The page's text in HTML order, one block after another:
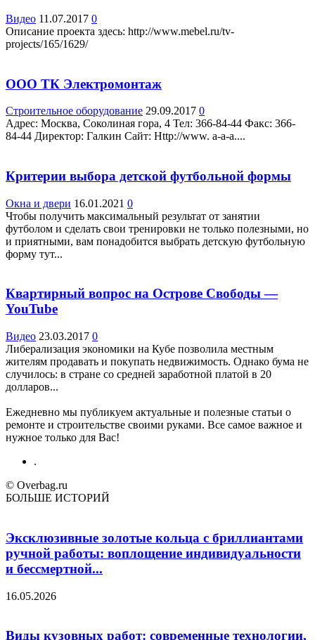
Видео 11.07.2017 0
Описание проекта здесь: http://www.mebel.ru/tv-
projects/165/1629/
ООО ТК Электромонтаж
Строительное оборудование 29.09.2017 0
Адрес: Москва, Соколиная гора, 4 Teл: 366-84-44 Факс: 366-
84-44 Директор: Галкин Сайт: Http://www. a-a-a....
Критерии выбора детской футбольной формы
Окна и двери 16.01.2021 0
Чтобы получить максимальный результат от занятии
футболом и сделать свои тренировки не только полезными, но
и приятными, вам понадобится выбрать детскую футбольную
форму тут...
Квартирный вопрос на Острове Свободы —
YouTube
Видео 23.03.2017 0
Либерализация экономики на Кубе позволила местным
жителям продавать и покупать недвижимость. Однако бума не
случилось: в стране со средней заработной платой в 20
долларов...
Ежедневно мы публикуем актуальные и полезные статьи о
ремонте и строительстве своими руками. Все самое важное и
нужное только для Вас!
.
© Overbag.ru
БОЛЬШЕ ИСТОРИЙ
Эксклюзивные золотые кольца с бриллиантами
ручной работы: воплощение индивидуальности
и бессмертной...
16.05.2026
Виды кузовных работ: современные технологии,